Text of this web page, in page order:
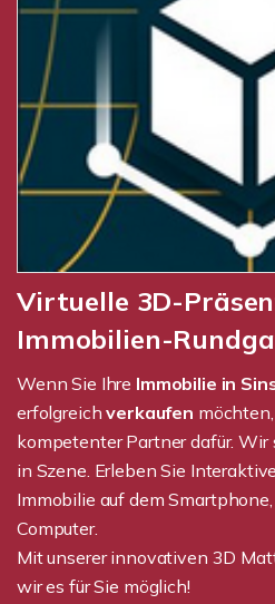
Virtuelle 3D-
Immobilien-
Wenn Sie Ihre Immobilie in
erfolgreichverkaufen
kompetenter Partner dafür.
in Szene. Erleben Sie
Immobilie auf dem
Computer.
Mit unserer innovativen 3D
wir es für Sie möglich!